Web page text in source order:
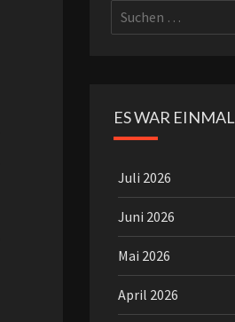
Suchen
nach:
ES WAR EINMAL
Juli 2026
Juni 2026
Mai 2026
April 2026